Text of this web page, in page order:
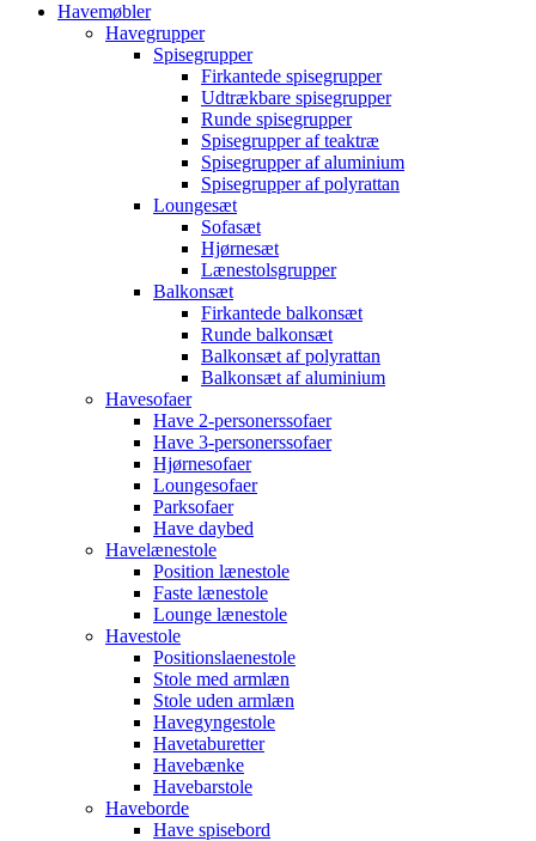
Havemøbler
Havegrupper
Spisegrupper
Firkantede spisegrupper
Udtrækbare spisegrupper
Runde spisegrupper
Spisegrupper af teaktræ
Spisegrupper af aluminium
Spisegrupper af polyrattan
Loungesæt
Sofasæt
Hjørnesæt
Lænestolsgrupper
Balkonsæt
Firkantede balkonsæt
Runde balkonsæt
Balkonsæt af polyrattan
Balkonsæt af aluminium
Havesofaer
Have 2-personerssofaer
Have 3-personerssofaer
Hjørnesofaer
Loungesofaer
Parksofaer
Have daybed
Havelænestole
Position lænestole
Faste lænestole
Lounge lænestole
Havestole
Positionslaenestole
Stole med armlæn
Stole uden armlæn
Havegyngestole
Havetaburetter
Havebænke
Havebarstole
Haveborde
Have spisebord